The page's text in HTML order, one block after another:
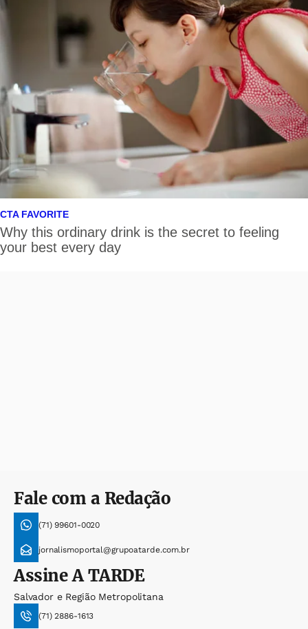
Fale com a Redação
(71) 99601-0020
jornalismoportal@grupoatarde.com.br
AssineA TARDE
Salvador e Região Metropolitana
(71) 2886-1613